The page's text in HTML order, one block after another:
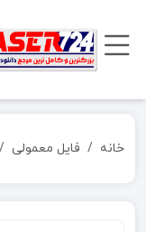
خانه فایل معمولی